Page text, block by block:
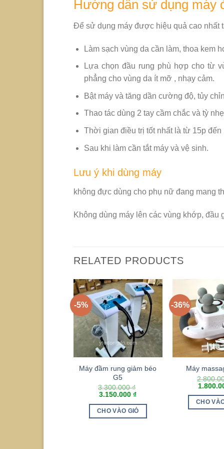
Hướng dẫn sử dụng máy
Để sử dụng máy được hiệu quả cao nhất
Làm sạch vùng da cần làm, thoa kem
Lựa chọn đầu rung phù hợp cho từ
phẳng cho vùng da ít mỡ , nhạy cảm.
Bật máy và tăng dần cường độ, tủy
Thao tác dùng 2 tay cầm chắc và tỳ
Thời gian điều trị tốt nhất là từ 15p đến
Sau khi làm cần tắt máy và vệ sinh.
Lưu ý khi dùng máy
không đực dùng cho phụ nữ đang mang
Không dùng máy lên các vùng khớp, đầu
RELATED PRODUCTS
-5%
Máy đầm rung giảm béo
G5
3.300.000₫
3.150.000₫
CHO VÀO GIỎ
-36%
Máy
CHO